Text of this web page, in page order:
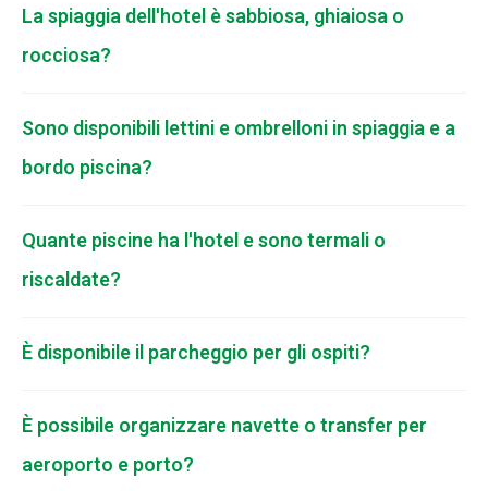
La spiaggia dell'hotel è sabbiosa, ghiaiosa o
rocciosa?
Sono disponibili lettini e ombrelloni in spiaggia e a
bordo piscina?
Quante piscine ha l'hotel e sono termali o
riscaldate?
È disponibile il parcheggio per gli ospiti?
È possibile organizzare navette o transfer per
aeroporto e porto?